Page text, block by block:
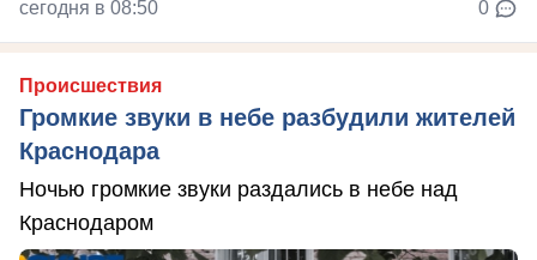
сегодня в 08:50 0
Происшествия
Громкие звуки в небе разбудили жителей
Краснодара
Ночью громкие звуки раздались в небе над
Краснодаром